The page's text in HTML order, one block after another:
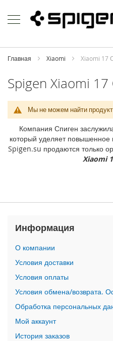
to
Content
h
o
i
P
h
e
1
M
P
h
o
n
e
1
7
P
r
o
Главная Xiaomi Xiaomi 17
Spigen Xiaomi
Мы не можем найти
Компания Спиген
который уделяет
Spigen.su продаются только
Xiaomi
Информация
О компании
Условия доставки
Условия оплаты
Условия обмена/возврата.
Обработка персональных
Мой аккаунт
История заказов